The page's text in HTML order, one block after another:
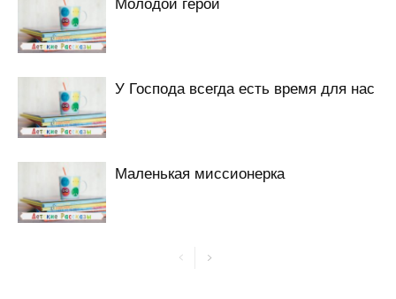
У Господа всегда есть время для нас
Маленькая миссионерка